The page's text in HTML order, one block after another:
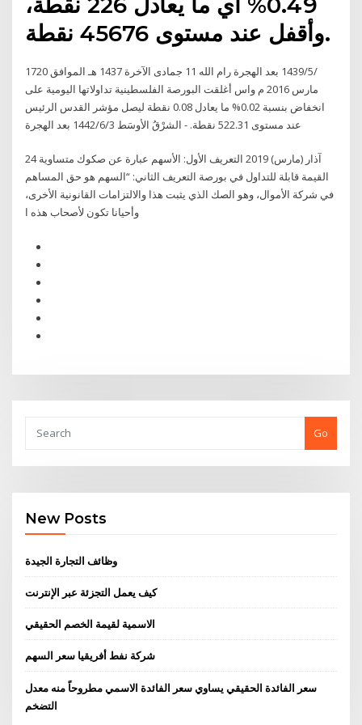
وأقفل عند مستوى 45676 نقطة.
17‏‏/5‏‏/1439 بعد الهجرة رام الله 11 جمادى الآخرة 1437 هـ الموافق 20
مارس 2016 م واس أغلقت البورصة الفلسطينية تداولاتها اليومية على
انخفاض بنسبة 0.02% ما يعادل 0.08 نقطة ليصل مؤشر القدس الرئيس
عند مستوى 522.31 نقطة. - الشرْقُ الأوسَط 3‏‏/6‏‏/1442 بعد الهجرة
24 آذار (مارس) 2019 التعريف الأول: الأسهم عبارة عن صكوك متساوية
القيمة قابلة للتداول في بورصة التعريف الثاني: “السهم هو حق المساهم
في شركة الأموال، وهو الصك الذي يثبت هذا والالتزامات القانونية الأخرى،
وأحيانا تكون لأصحاب هذه ا
Go
New Posts
وظائف التجارة الجيدة
كيف يعمل التجزئة عبر الإنترنت
الاسمية لقيمة الخصم الحقيقي
شركة نفط أفريقيا سعر السهم
سعر الفائدة الحقيقي يساوي سعر الفائدة الاسمي مطروحاً منه معدل
التضخم